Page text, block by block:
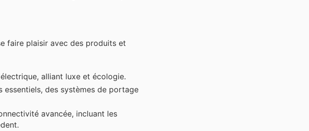
faire plaisir avec des produits et
alliant luxe et écologie.
essentiels, des systèmes de portage
avancée, incluant les